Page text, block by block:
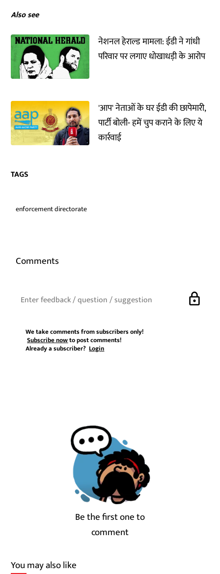
Also see
नेशनल हेराल्ड मामला: ईडी ने गांधी
परिवार पर लगाए धोखाधड़ी के आरोप
'आप' नेताओं के घर ईडी की छापेमारी,
पार्टी बोली- हमें चुप कराने के लिए ये
कार्रवाई
TAGS
enforcement directorate
Comments
lock
We take comments from subscribers only!
Subscribe nowto post comments!
Already a subscriber?Login
Be the first one to
comment
You may also like